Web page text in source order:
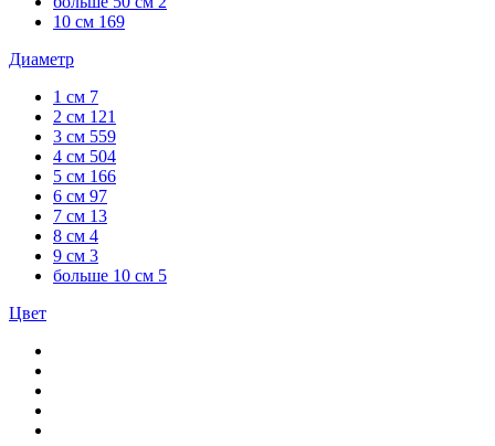
10 см 169
Диаметр
1 см 7
2 см 121
3 см 559
4 см 504
5 см 166
6 см 97
7 см 13
8 см 4
9 см 3
больше 10 см 5
Цвет